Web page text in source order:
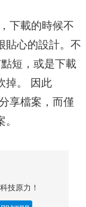
下載的時候不
貼心的設計。不
短，或是下載
掉。 因此
享檔案，而僅
技原力！